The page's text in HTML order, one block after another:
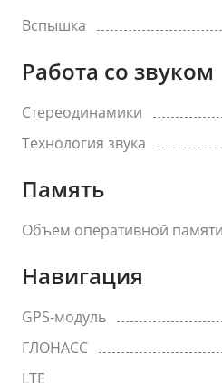
Вспышка
Работа со звуком
Стереодинамики
Технология звука
Память
Объем оперативной
Навигация
GPS-модуль
ГЛОНАСС
LTE